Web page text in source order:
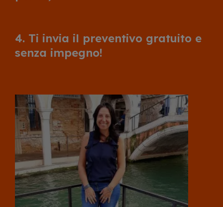
4. Ti invia il preventivo gratuito e
senza impegno!